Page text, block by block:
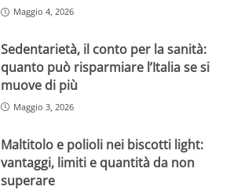
Maggio 4, 2026
Sedentarietà, il conto per la sanità:
quanto può risparmiare l’Italia se si
muove di più
Maggio 3, 2026
Maltitolo e polioli nei biscotti light:
vantaggi, limiti e quantità da non
superare